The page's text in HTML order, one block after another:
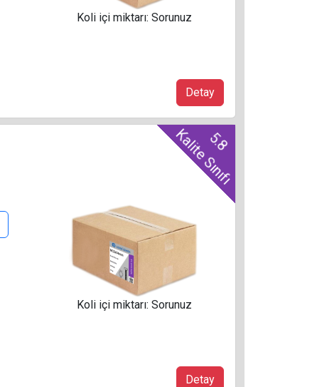
Detay
Koli içi miktarı: Sorunuz
5.8
Kalite Sınıfı
Detay
Koli içi miktarı: Sorunuz